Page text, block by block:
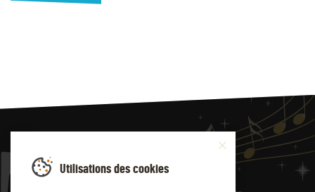
JAZZ4
Utilisations des cookies